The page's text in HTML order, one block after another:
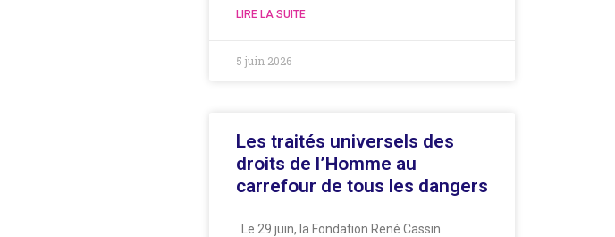
LIRE LA SUITE
5 juin 2026
Les traités universels des
droits de l’Homme au
carrefour de tous les dangers
Le 29 juin, la Fondation René Cassin